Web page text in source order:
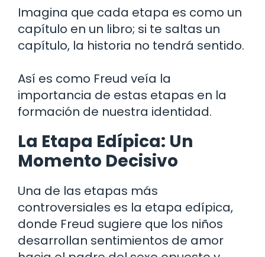
Imagina que cada etapa es como un
capítulo en un libro; si te saltas un
capítulo, la historia no tendrá sentido.
Así es como Freud veía la
importancia de estas etapas en la
formación de nuestra identidad.
La Etapa Edípica: Un
Momento Decisivo
Una de las etapas más
controversiales es la etapa edípica,
donde Freud sugiere que los niños
desarrollan sentimientos de amor